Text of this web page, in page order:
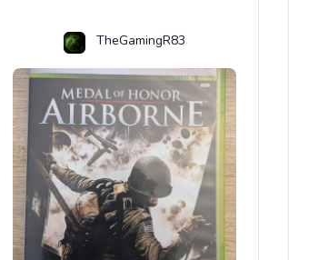
TheGamingR83